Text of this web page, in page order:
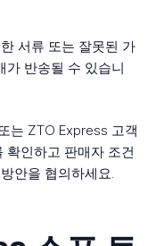
서류 또는 잘못된 가
가 반송될 수 있습니
는 ZTO Express 고객
확인하고 판매자 조건
안을 협의하세요.